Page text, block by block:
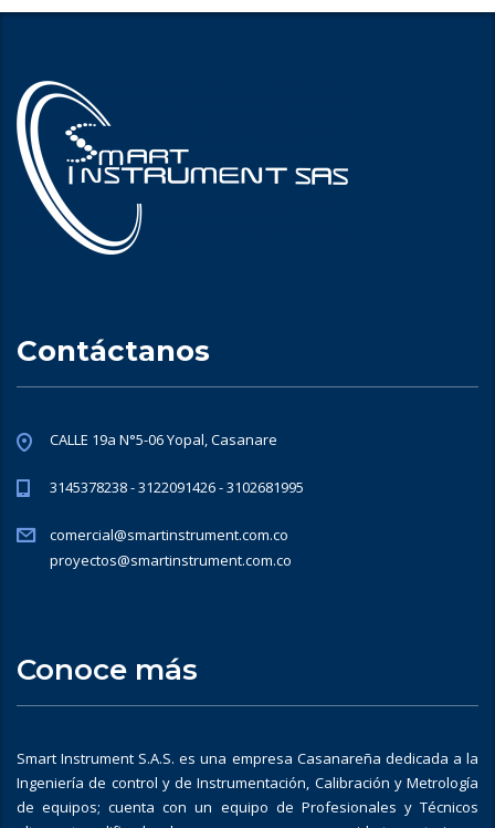
Contáctanos
CALLE 19a N°5-06 Yopal, Casanare
3145378238 - 3122091426 - 3102681995
comercial@smartinstrument.com.co
proyectos@smartinstrument.com.co
Conoce más
Smart Instrument S.A.S. es una empresa Casanareña dedicada a la
Ingeniería de control y de Instrumentación, Calibración y Metrología
de equipos; cuenta con un equipo de Profesionales y Técnicos